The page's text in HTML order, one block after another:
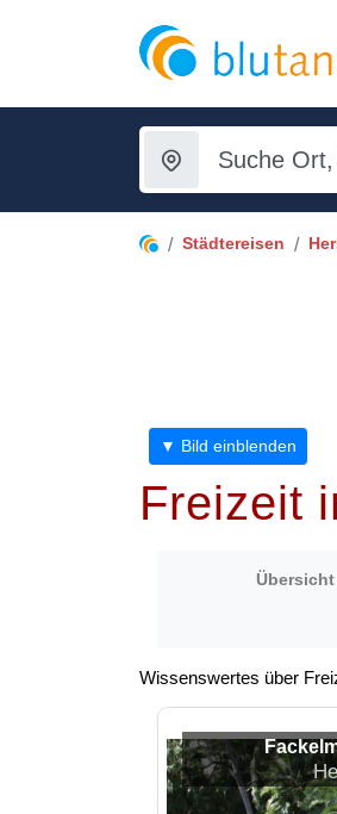
Städtereisen
▼ Bild einblenden
Freizeit
Übersicht
Wissenswertes über